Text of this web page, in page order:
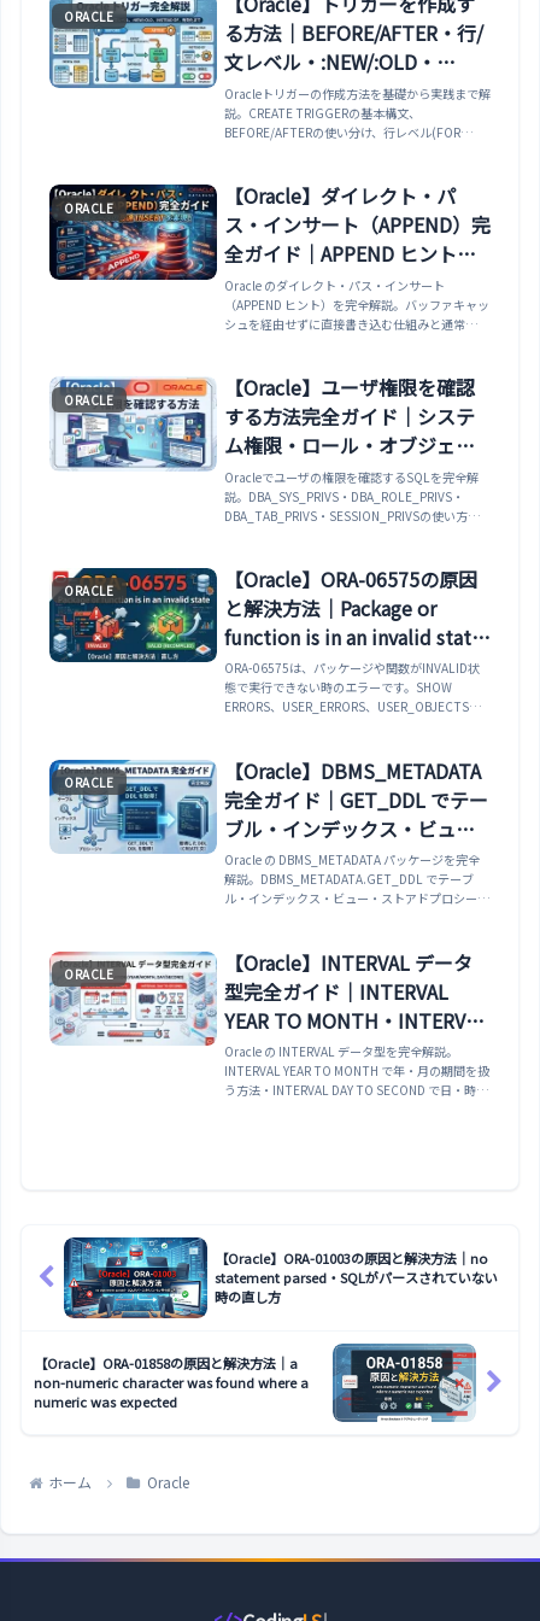
ORACLE
る方法｜BEFORE/AFTER・行/
文レベル・:NEW/:OLD・
INSTEAD OF・有効化/無効化
まで解説
Oracleトリガーの作成方法を基礎から実践まで解
説。CREATE TRIGGERの基本構文、
BEFORE/AFTERの使い分け、行レベル(FOR
OFトリガー、有効化/無効化/削除の管理方法、
監査ログ・自動タイムスタンプ・データ検証の実
務パターンまで網羅。
ORACLE
【Oracle】ダイレクト・パ
ス・インサート（APPEND）完
全ガイド｜APPEND ヒント・
NOLOGGING・大量データの
高速 INSERT・CTAS まで解説
Oracle のダイレクト・パス・インサート
（APPEND ヒント）を完全解説。バッファキャッ
シュを経由せずに直接書き込む仕組みと通常
NOLOGGING でREDO ログ生成を最小化してス
ループットを向上させる方法・CREATE TABLE
AS SELECT（CTAS）での NOLOGGING の使い
方・ダイレクト・パス・インサート後の制約（コ
ミット前の SELECT が無効になる）まで実例で
解説します。
ORACLE
【Oracle】ユーザ権限を確認
する方法完全ガイド｜システ
ム権限・ロール・オブジェク
ト権限・スキーマ別・全SQL
一覧
Oracleでユーザの権限を確認するSQLを完全解
説。DBA_SYS_PRIVS・DBA_ROLE_PRIVS・
DBA_TAB_PRIVS・SESSION_PRIVSの使い方か
UNIONクエリまで網羅。
ORACLE
【Oracle】ORA-06575の原因
と解決方法｜Package or
function is in an invalid state
の直し方
ORA-06575は、パッケージや関数がINVALID状
態で実行できない時のエラーです。SHOW
ERRORS、USER_ERRORS、USER_OBJECTS、
ORACLE
【Oracle】DBMS_METADATA
完全ガイド｜GET_DDL でテー
ブル・インデックス・ビュ
ー・プロシージャの DDL を取
得する方法まで解説
Oracle の DBMS_METADATA パッケージを完全
解説。DBMS_METADATA.GET_DDL でテーブ
ル・インデックス・ビュー・ストアドプロシージ
（トリガー・権限）を取得する方法・
SET_TRANSFORM_PARAM でセミコロン付加・
表領域情報の制御・複数オブジェクトを一括取得
する OPEN/FETCH/CLOSE スタイルまで実例で
解説します。
ORACLE
【Oracle】INTERVAL データ
型完全ガイド｜INTERVAL
YEAR TO MONTH・INTERVAL
DAY TO SECOND による期間
計算まで解説
Oracle の INTERVAL データ型を完全解説。
INTERVAL YEAR TO MONTH で年・月の期間を扱
う方法・INTERVAL DAY TO SECOND で日・時・
【Oracle】ORA-01003の原因と解決方法｜no
statement parsed・SQLがパースされていない
時の直し方
【Oracle】ORA-01858の原因と解決方法｜a
non-numeric character was found where a
numeric was expected
ホーム Oracle